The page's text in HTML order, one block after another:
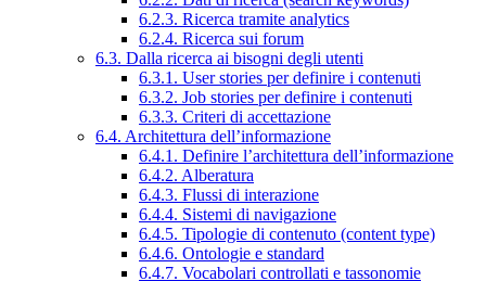
6.2.3. Ricerca tramite analytics
6.2.4. Ricerca sui forum
6.3. Dalla ricerca ai bisogni degli utenti
6.3.1. User stories per definire i contenuti
6.3.2. Job stories per definire i contenuti
6.3.3. Criteri di accettazione
6.4. Architettura dell’informazione
6.4.1. Definire l’architettura dell’informazione
6.4.2. Alberatura
6.4.3. Flussi di interazione
6.4.4. Sistemi di navigazione
6.4.5. Tipologie di contenuto (content type)
6.4.6. Ontologie e standard
6.4.7. Vocabolari controllati e tassonomie